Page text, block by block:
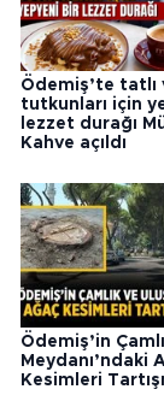
Ödemiş’te tatlı
tutkunları için
lezzet durağı
Kahve açıldı
Ödemiş’in
Meydanı’ndaki
Kesimleri